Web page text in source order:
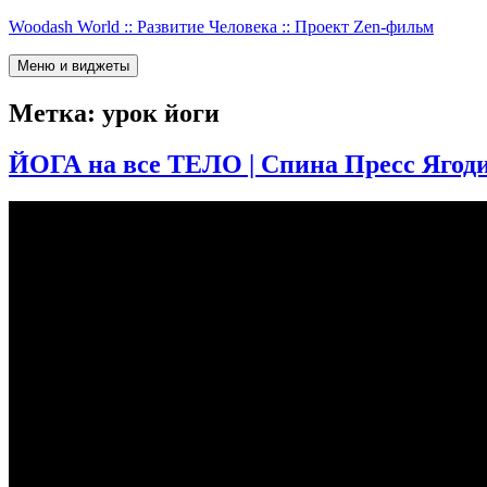
Перейти
содержимому
Woodash World :: Развитие Человека :: Проект Zen-фильм
Меню и виджеты
Метка: урок йоги
ЙОГА на все ТЕЛО | Спина Пресс